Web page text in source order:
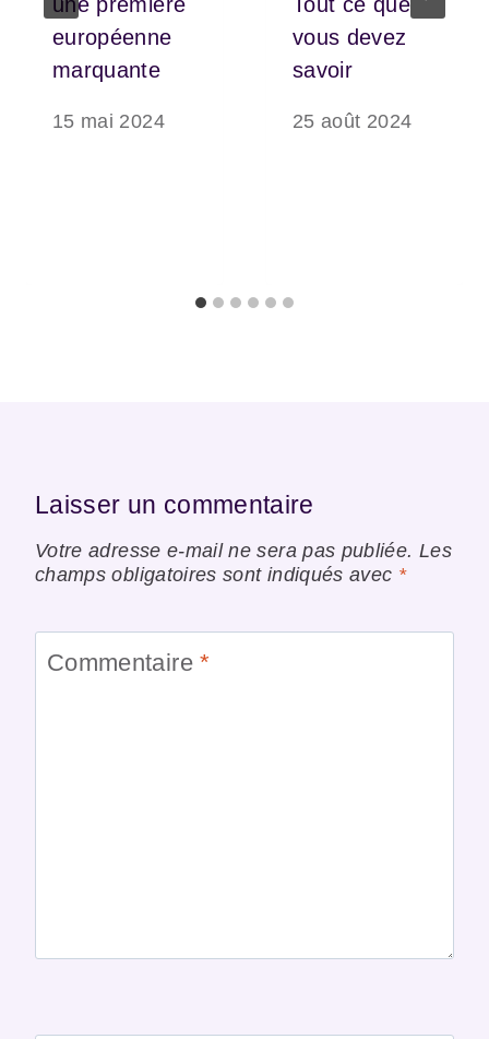
européenne
marquante
15 mai 2024
vous devez
savoir
25 août 2024
Laisser un commentaire
Votre adresse e-mail ne sera pas publiée. Les
champs obligatoires sont indiqués avec *
Commentaire*